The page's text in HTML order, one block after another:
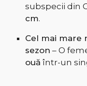
subspecii din
cm.
Cel mai mare
sezon – O
ouă într-un